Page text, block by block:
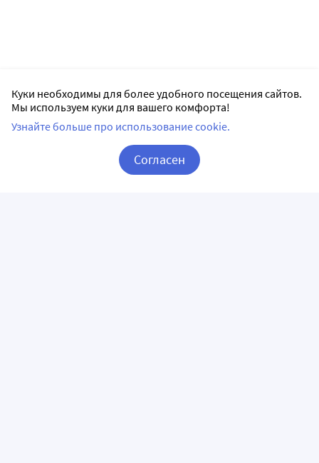
Куки необходимы для более удобного посещения сайтов.
Мы используем куки для вашего комфорта!
Узнайте больше про использование cookie.
Согласен